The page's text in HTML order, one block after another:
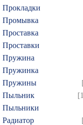
Прокладки
Промывка
Проставка
Проставки
Пружина
Пружинка
Пружины
Пыльник
Пыльники
Радиатор